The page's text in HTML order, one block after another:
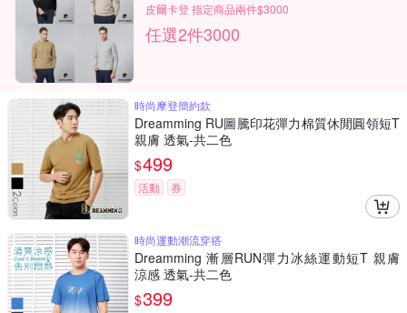
皮爾卡登 指定商品兩件$3000
任選2件3000
時尚摩登簡約款
Dreamming RU圖騰印花彈力棉質休閒圓領短T
親膚 透氣-共二色
$499
活動 券
時尚運動潮流穿搭
Dreamming 漸層RUN彈力冰絲運動短T 親膚
涼感 透氣-共二色
$399